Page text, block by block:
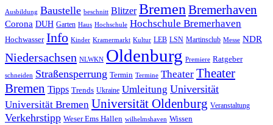
Ausbildung Baustelle beschnitt Blitzer BremenBremerhaven
Corona DUH Garten Haus Hochschule Hochschule Bremerhaven
Hochwasser Info Kinder Kramermarkt Kultur LEB LSN Martinsclub Messe NDR
Niedersachsen NLWKN Oldenburg Premiere Ratgeber
schneiden Straßensperrung Termin Termine Theater Theater
Bremen Tipps Trends Ukraine Umleitung Universität
Universität Bremen Universität Oldenburg Veranstaltung
Verkehrstipp Weser Ems Hallen wilhelmshaven Wissen